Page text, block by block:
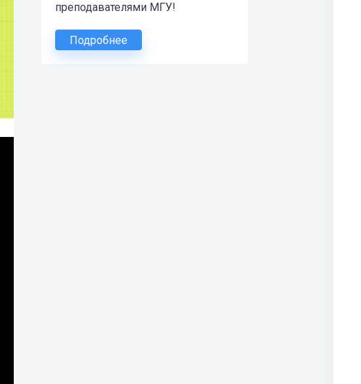
преподавателями МГУ!
Подробнее